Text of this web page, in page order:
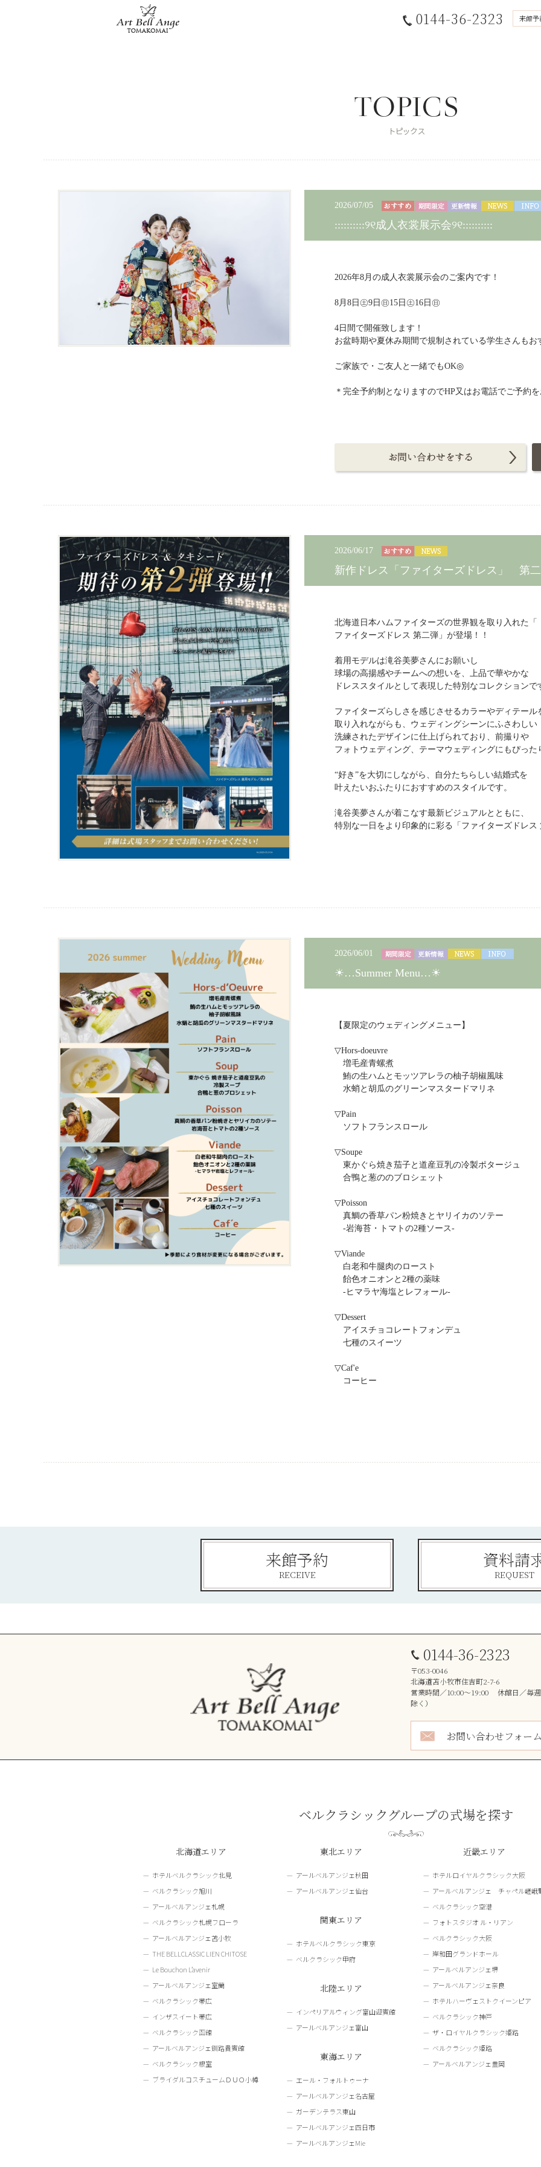
0144-36-2323 来館予
2026/07/05
::::::::::୨୧成人衣裳展示会୨୧::::::::::
2026年8月の成人衣裳展示会のご案内です！
8月8日㊏9日㊐15日㊏16日㊐
4日間で開催致します！
お盆時期や夏休み期間で規制されている学生さんも
ご家族で・ご友人と一緒でもOK◎
＊完全予約制となりますのでHP又はお電話でご予約
2026/06/17
新作ドレス「ファイターズドレス」 第
北海道日本ハムファイターズの世界観を取り入れた「
ファイターズドレス 第二弾」が登場！！
着用モデルは滝谷美夢さんにお願いし
球場の高揚感やチームへの想いを、上品で華やかな
ドレススタイルとして表現した特別なコレクションで
ファイターズらしさを感じさせるカラーやディテール
取り入れながらも、ウェディングシーンにふさわしい
洗練されたデザインに仕上げられており、前撮りや
フォトウェディング、テーマウェディングにもぴった
“好き”を大切にしながら、自分たちらしい結婚式を
叶えたいおふたりにおすすめのスタイルです。
滝谷美夢さんが着こなす最新ビジュアルとともに、
特別な一日をより印象的に彩る「ファイターズドレ
2026/06/01
☀…Summer Menu…☀
【夏限定のウェディングメニュー】
▽Hors-doeuvre
増毛産青螺煮
鮪の生ハムとモッツアレラの柚子胡椒風味
水蛸と胡瓜のグリーンマスタードマリネ
▽Pain
ソフトフランスロール
▽Soupe
東かぐら焼き茄子と道産豆乳の冷製ポタージュ
合鴨と葱ののブロシェット
▽Poisson
真鯛の香草パン粉焼きとヤリイカのソテー
-岩海苔・トマトの2種ソース-
▽Viande
白老和牛腿肉のロースト
飴色オニオンと2種の薬味
-ヒマラヤ海塩とレフォール-
▽Dessert
アイスチョコレートフォンデュ
七種のスイーツ
▽Caf'e
コーヒー
来館予約
RECEIVE
資料請
REQUEST
0144-36-2323
〒053-0046
北海道苫小牧市住吉町2-7-6
営業時間／10:00～19:00 休館日／毎
除く）
お問い合わせフォー
ベルクラシックグループの式場を探す
北海道エリア
ホテルベルクラシック北見
ベルクラシック旭川
アールベルアンジェ札幌
ベルクラシック札幌フローラ
アールベルアンジェ苫小牧
THE BELLCLASSIC LIEN CHITOSE
Le Bouchon L’avenir
アールベルアンジェ室蘭
ベルクラシック帯広
インザスイート帯広
ベルクラシック函館
アールベルアンジェ釧路貴賓館
ベルクラシック根室
ブライダルコスチュームＤＵＯ小樽
東北エリア
アールベルアンジェ秋田
アールベルアンジェ仙台
関東エリア
ホテルベルクラシック東京
ベルクラシック甲府
北陸エリア
インペリアルウィング富山迎賓館
アールベルアンジェ富山
東海エリア
エール・フォルトゥーナ
アールベルアンジェ名古屋
ガーデンテラス東山
アールベルアンジェ四日市
アールベルアンジェMie
近畿エリア
ホテルロイヤルクラシック大阪
アールベルアンジェ チャペル嵯峨
ベルクラシック空港
フォトスタジオ ル・リアン
ベルクラシック大阪
岸和田グランドホール
アールベルアンジェ堺
アールベルアンジェ奈良
ホテルハーヴェストクイーンピア
ベルクラシック神戸
ザ・ロイヤルクラシック姫路
ベルクラシック姫路
アールベルアンジェ豊岡